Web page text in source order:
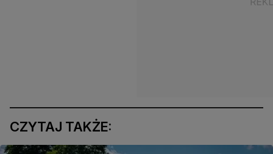
CZYTAJ TAKŻE: